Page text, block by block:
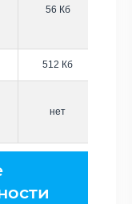
56 Кб
512 Кб
нет